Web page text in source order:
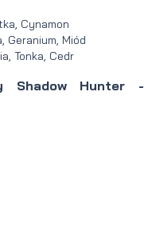
Cynamon
Geranium, Miód
Tonka, Cedr
Shadow Hunter -